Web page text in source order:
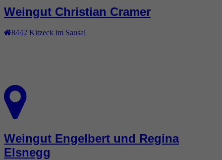
Weingut Christian Cramer
8442 Kitzeck im Sausal
Weingut Engelbert und Regina
Elsnegg